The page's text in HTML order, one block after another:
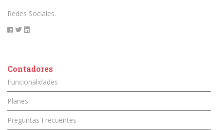
Redes Sociales.
Contadores
Funcionalidades
Planes
Preguntas Frecuentes